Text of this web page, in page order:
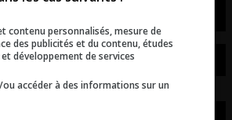
contenu personnalisés, mesure de
des publicités et du contenu, études
et développement de services
accéder à des informations sur un